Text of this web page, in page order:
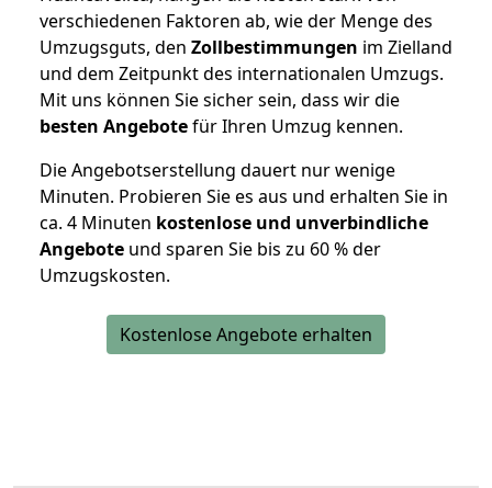
verschiedenen Faktoren ab, wie der Menge des
Umzugsguts, den Zollbestimmungen im Zielland
und dem Zeitpunkt des internationalen Umzugs.
Mit uns können Sie sicher sein, dass wir die
besten Angebotefür Ihren Umzug kennen.
Die Angebotserstellung dauert nur wenige
Minuten. Probieren Sie es aus und erhalten Sie in
ca. 4 Minuten kostenlose und unverbindliche
Angebote und sparen Sie bis zu 60 % der
Umzugskosten.
Kostenlose Angebote erhalten